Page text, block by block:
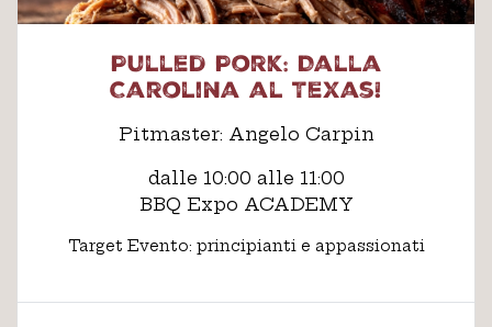
Pulled Pork: Dalla
Carolina al Texas!
Pitmaster: Angelo Carpin
dalle 10:00 alle 11:00
BBQ Expo ACADEMY
Target Evento: principianti e appassionati